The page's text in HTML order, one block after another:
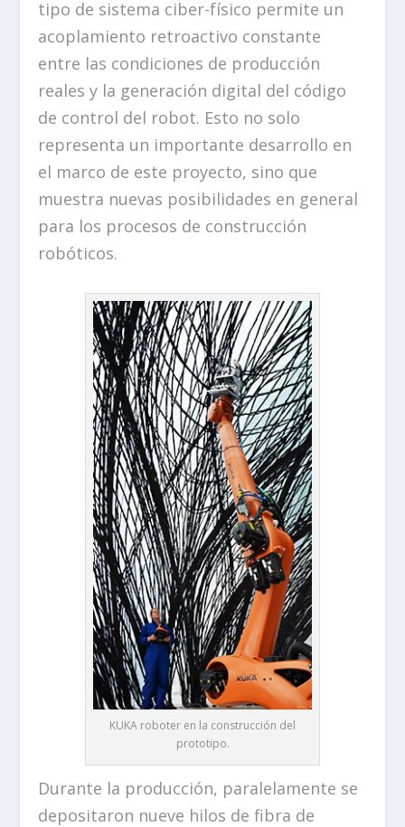
tipo de sistema ciber-físico permite un
acoplamiento retroactivo constante
entre las condiciones de producción
reales y la generación digital del código
de control del robot. Esto no solo
representa un importante desarrollo en
el marco de este proyecto, sino que
muestra nuevas posibilidades en general
para los procesos de construcción
robóticos.
KUKA roboter en la construcción del
prototipo.
Durante la producción, paralelamente se
depositaron nueve hilos de fibra de